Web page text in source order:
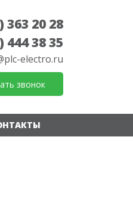
363 20 28
444 38 35
electro.ru
звонок